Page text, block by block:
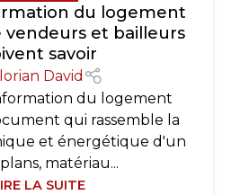
du logement
vendeurs et bailleurs
savoir
David
du logement
qui rassemble la
et énergétique d'un
matériau...
LA SUITE